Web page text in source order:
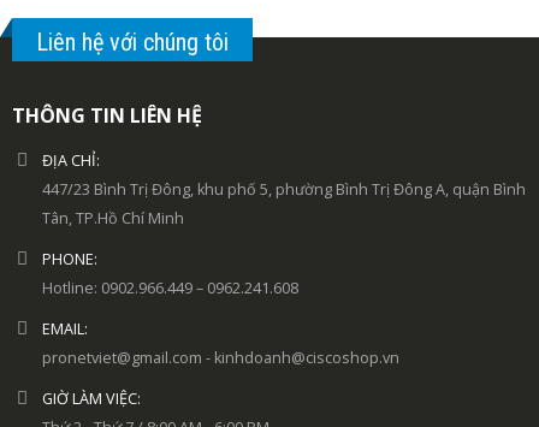
Liên hệ với chúng tôi
THÔNG TIN LIÊN HỆ
ĐỊA CHỈ:
447/23 Bình Trị Đông, khu phố 5, phường Bình Trị Đông A, quận Bình
Tân, TP.Hồ Chí Minh
PHONE:
Hotline: 0902.966.449 – 0962.241.608
EMAIL:
pronetviet@gmail.com - kinhdoanh@ciscoshop.vn
GIỜ LÀM VIỆC: